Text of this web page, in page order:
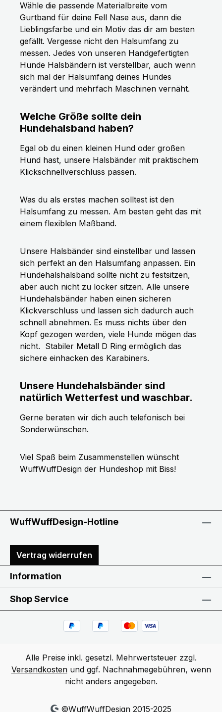
Wähle die passende Materialbreite vom
Gurtband für deine Fell Nase aus, dann die
Lieblingsfarbe und ein Motiv das dir am besten
gefällt. Vergesse nicht den Halsumfang zu
messen. Jedes von unseren Handgefertigten
Hunde Halsbändern ist verstellbar, auch wenn
sich mal der Halsumfang deines Hundes
verändert und mehrfach Maschinen vernäht.
Welche Größe sollte dein
Hundehalsband haben?
Egal ob du einen kleinen Hund oder großen
Hund hast, unsere Halsbänder mit praktischem
Klickschnellverschluss passen.
Was du als erstes machen solltest ist den
Halsumfang zu messen. Am besten geht das mit
einem flexiblen Maßband.
Unsere Halsbänder sind einstellbar und lassen
sich perfekt an den Halsumfang anpassen. Ein
Hundehalshalsband sollte nicht zu festsitzen,
aber auch nicht zu locker sitzen. Alle unsere
Hundehalsbänder haben einen sicheren
Klickverschluss und lassen sich dadurch auch
schnell abnehmen. Es muss nichts über den
Kopf gezogen werden, viele Hunde mögen das
nicht. Stabiler Metall D Ring ermöglich das
sichere einhacken des Karabiners.
Unsere Hundehalsbänder sind
natürlich Wetterfest und waschbar.
Gerne beraten wir dich auch telefonisch bei
Sonderwünschen.
Viel Spaß beim Zusammenstellen wünscht
WuffWuffDesign der Hundeshop mit Biss!
WuffWuffDesign-Hotline
Vertrag widerrufen
Information
Shop Service
Alle Preise inkl. gesetzl. Mehrwertsteuer zzgl.
Versandkostenund ggf. Nachnahmegebühren, wenn
nicht anders angegeben.
©WuffWuffDesign 2015-2025